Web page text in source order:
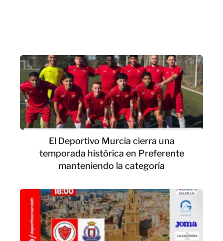
El Deportivo Murcia cierra una
temporada histórica en Preferente
manteniendo la categoría